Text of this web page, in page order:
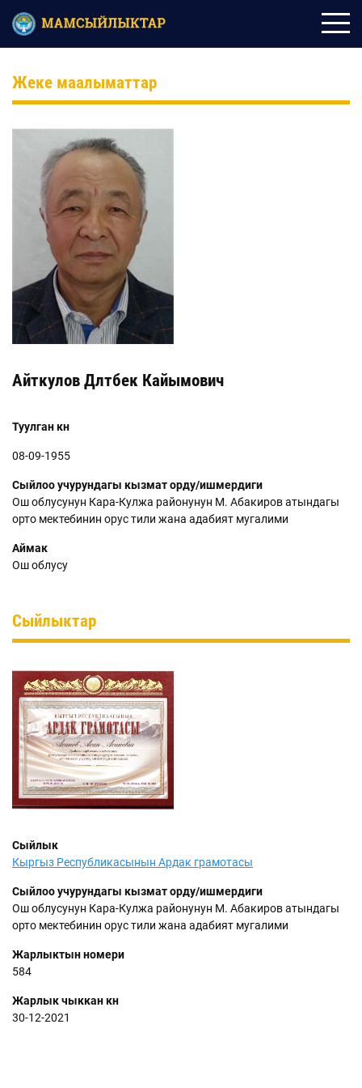
Жеке маалыматтар
Айткулов Дөөлөтбек Кайымович
Туулган күнү
08-09-1955
Сыйлоо учурундагы кызмат орду/ишмердиги
Ош облусунун Кара-Кулжа районунун М. Абакиров атындагы
орто мектебинин орус тили жана адабият мугалими
Аймак
Ош облусу
Сыйлыктар
Сыйлык
Кыргыз Республикасынын Ардак грамотасы
Сыйлоо учурундагы кызмат орду/ишмердиги
Ош облусунун Кара-Кулжа районунун М. Абакиров атындагы
орто мектебинин орус тили жана адабият мугалими
Жарлыктын номери
584
Жарлык чыккан күнү
30-12-2021